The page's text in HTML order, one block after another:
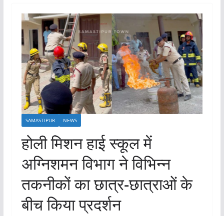
SAMASTIPUR NEWS
होली मिशन हाई स्कूल में
अग्निशमन विभाग ने विभिन्‍न
तकनीकों का छात्र-छात्राओं के
बीच किया प्रदर्शन